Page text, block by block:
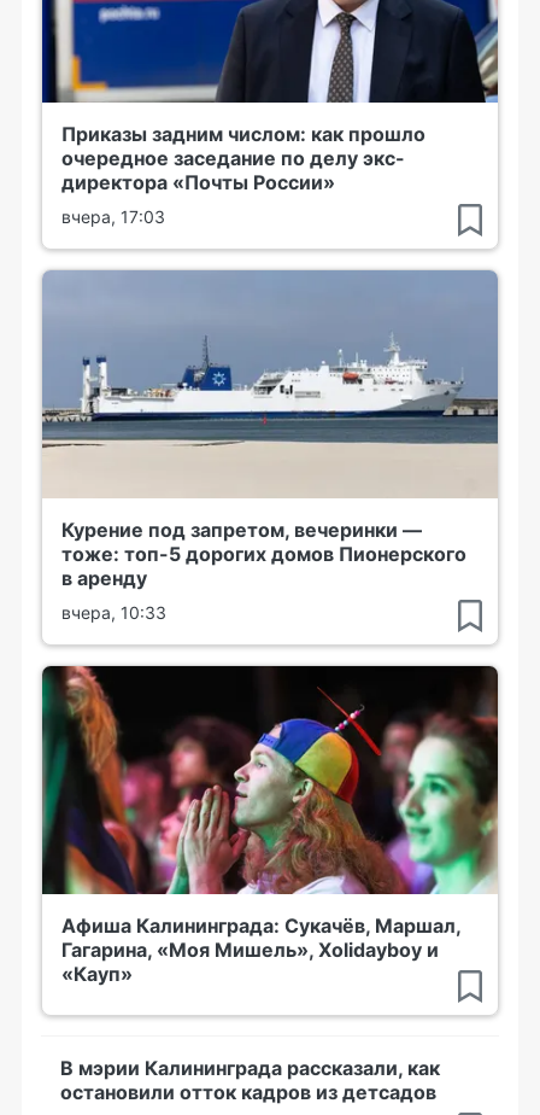
Приказы задним числом: как прошло
очередное заседание по делу экс-
директора «Почты России»
вчера, 17:03
Курение под запретом, вечеринки —
тоже: топ-5 дорогих домов Пионерского
в аренду
вчера, 10:33
Афиша Калининграда: Сукачёв, Маршал,
Гагарина, «Моя Мишель», Xolidayboy и
«Кауп»
В мэрии Калининграда рассказали, как
остановили отток кадров из детсадов